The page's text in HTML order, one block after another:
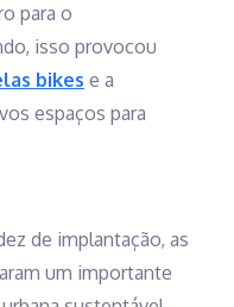
para o
isso provocou
bikes e a
espaços para
de implantação, as
um importante